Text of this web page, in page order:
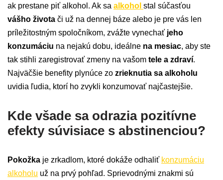
ak prestane piť alkohol. Ak sa alkohol stal súčasťou
vášho života či už na dennej báze alebo je pre vás len
príležitostným spoločníkom, zvážte vynechať jeho
konzumáciu na nejakú dobu, ideálne na mesiac, aby ste
tak stihli zaregistrovať zmeny na vašom tele a zdraví.
Najväčšie benefity plynúce zo zrieknutia sa alkoholu
uvidia ľudia, ktorí ho zvykli konzumovať najčastejšie.
Kde všade sa odrazia pozitívne
efekty súvisiace s abstinenciou?
Pokožka je zrkadlom, ktoré dokáže odhaliť konzumáciu
alkoholu už na prvý pohľad. Sprievodnými znakmi sú